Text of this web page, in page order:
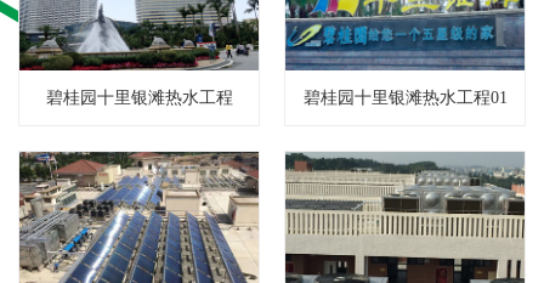
碧桂园十里银滩热水工程 碧桂园十里银滩热水工程01